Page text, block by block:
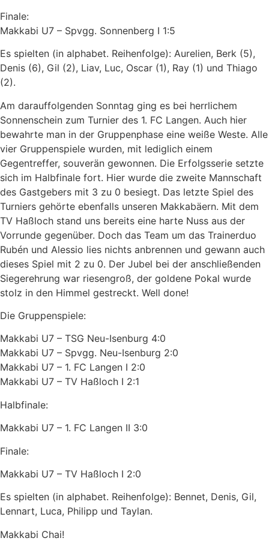
Finale:
Makkabi U7 – Spvgg. Sonnenberg I 1:5
Es spielten (in alphabet. Reihenfolge): Aurelien, Berk (5),
Denis (6), Gil (2), Liav, Luc, Oscar (1), Ray (1) und Thiago
(2).
Am darauffolgenden Sonntag ging es bei herrlichem
Sonnenschein zum Turnier des 1. FC Langen. Auch hier
bewahrte man in der Gruppenphase eine weiße Weste. Alle
vier Gruppenspiele wurden, mit lediglich einem
Gegentreffer, souverän gewonnen. Die Erfolgsserie setzte
sich im Halbfinale fort. Hier wurde die zweite Mannschaft
des Gastgebers mit 3 zu 0 besiegt. Das letzte Spiel des
Turniers gehörte ebenfalls unseren Makkabäern. Mit dem
TV Haßloch stand uns bereits eine harte Nuss aus der
Vorrunde gegenüber. Doch das Team um das Trainerduo
Rubén und Alessio lies nichts anbrennen und gewann auch
dieses Spiel mit 2 zu 0. Der Jubel bei der anschließenden
Siegerehrung war riesengroß, der goldene Pokal wurde
stolz in den Himmel gestreckt. Well done!
Die Gruppenspiele:
Makkabi U7 – TSG Neu-Isenburg 4:0
Makkabi U7 – Spvgg. Neu-Isenburg 2:0
Makkabi U7 – 1. FC Langen I 2:0
Makkabi U7 – TV Haßloch I 2:1
Halbfinale:
Makkabi U7 – 1. FC Langen II 3:0
Finale:
Makkabi U7 – TV Haßloch I 2:0
Es spielten (in alphabet. Reihenfolge): Bennet, Denis, Gil,
Lennart, Luca, Philipp und Taylan.
Makkabi Chai!